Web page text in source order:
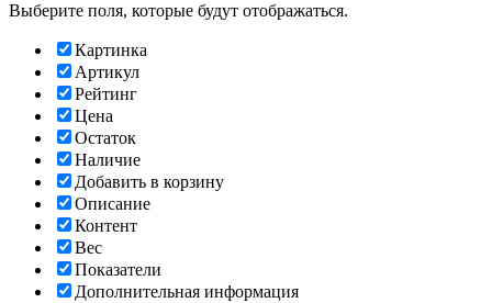
Выберите поля, которые будут отображаться.
Картинка
Артикул
Рейтинг
Цена
Остаток
Наличие
Добавить в корзину
Описание
Контент
Вес
Показатели
Дополнительная информация